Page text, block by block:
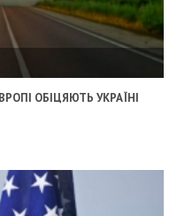
ОБІЦЯЮТЬ УКРАЇНІ